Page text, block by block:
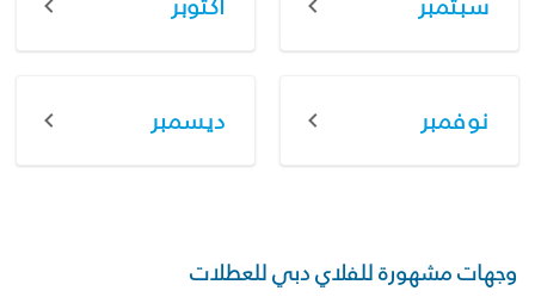
نوفمبر ديسمبر
وجهات مشهورة للفلاي دبي للعطلات